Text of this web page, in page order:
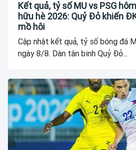
Kết quả, tỷ số MU vs PSG
hữu hè 2026: Quỷ Đỏ khiến
mồ hôi
Cập nhật kết quả, tỷ số bóng đá
ngày 8/8. Dàn tân binh Quỷ Đỏ...